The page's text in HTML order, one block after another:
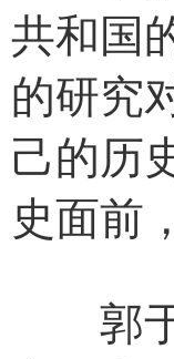
共和国
的研究
己的历
史面前
郭于